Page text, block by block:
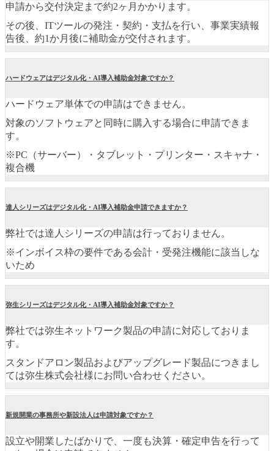
申請から交付決定まで約2ヶ月かかります。
その後、ITツールの発注・契約・支払を行い、事業実績報
告後、約1か月後に補助金が交付されます。
ハードウェアはデジタル化・AI導入補助金対象ですか？
ハードウェア単体での申請はできません。
対象のソフトウェアと同時に購入する場合に申請できま
す。
※PC（サーバー）・タブレット・プリンター・スキャナ・
複合機
達人シリーズはデジタル化・AI導入補助金申請できますか？
弊社では達人シリーズの申請は行っておりません。
※インボイス枠の要件である会計・受発注機能に該当しな
いため
弥生シリーズはデジタル化・AI導入補助金対象ですか？
弊社では弥生ネットワーク製品の申請に対応しておりま
す。
スタンドアロン製品およびアップグレード製品につきまし
ては弥生株式会社様にお問い合わせください。
新規開業の事務所や新設法人は申請対象ですか？
設立や開業したばかりで、一度も決算・確定申告を行って